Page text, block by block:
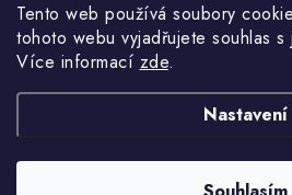
Tento web používá soubory
tohoto webu vyjadřujete souhlas
Více informací zde.
Nastavení